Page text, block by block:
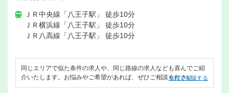
ＪＲ中央線「八王子駅」 徒歩10分
ＪＲ横浜線「八王子駅」 徒歩10分
ＪＲ八高線「八王子駅」 徒歩10分
同じエリアで似た条件の求人や、同じ路線の求人なども喜んでご紹
介いたします。お悩みやご希望があれば、ぜひご相談ください。
無料で相談する